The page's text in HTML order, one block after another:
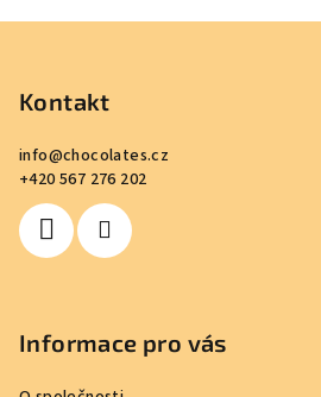
Kontakt
info@chocolates.cz
+420 567 276 202
Informace pro vás